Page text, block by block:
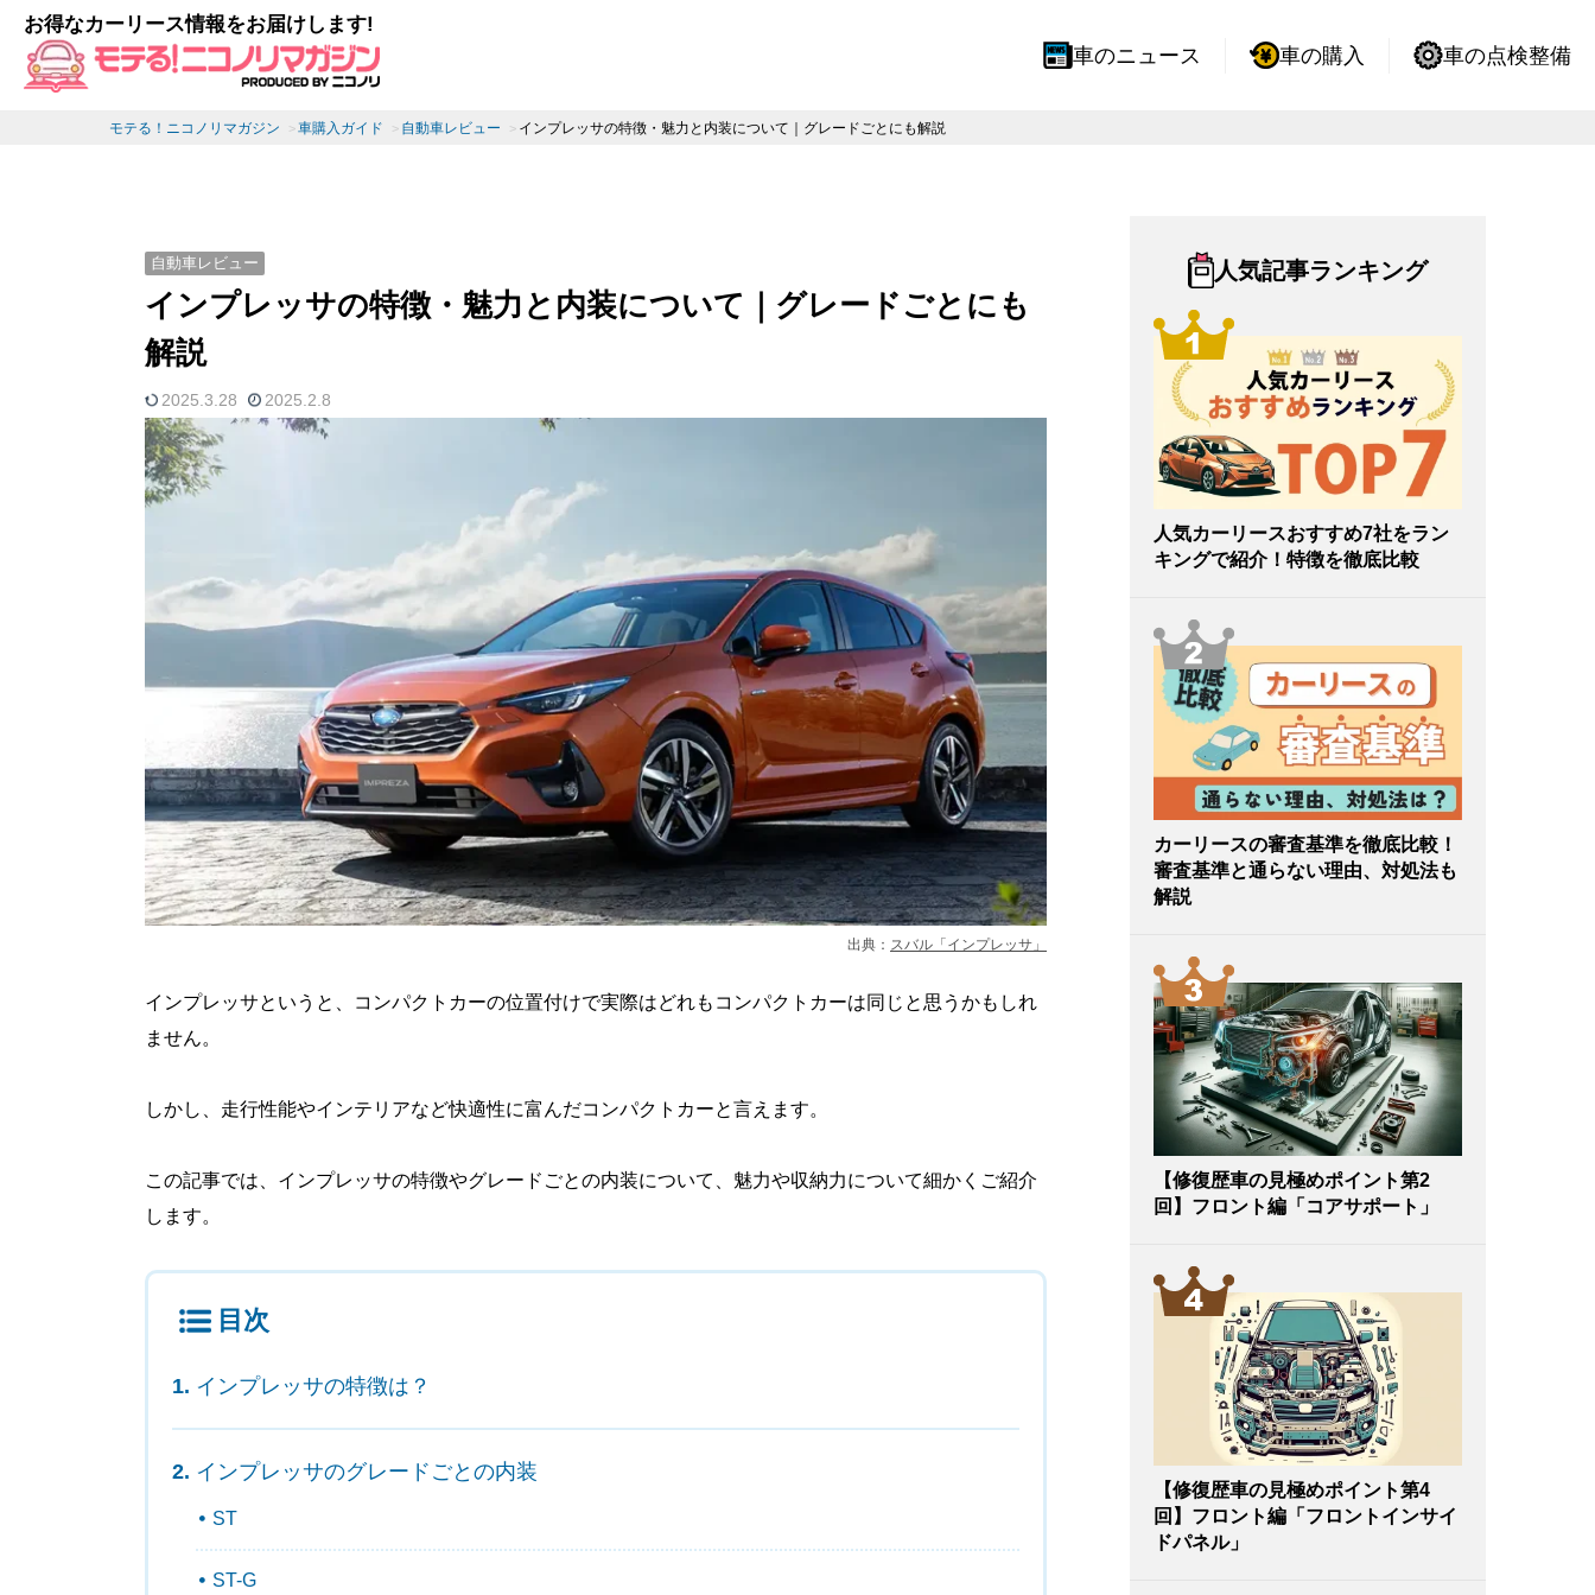
お得なカーリース情報をお届けします!
車のニュース 車の購入 車の点検整備
モテる！ニコノリマガジン 車購入ガイド 自動車レビュー インプレッサの特徴・魅力と内装について｜グレードごとにも解説
自動車レビュー
インプレッサの特徴・魅力と内装について｜グレードごとにも
解説
2025.3.28 2025.2.8
出典： スバル「インプレッサ」
インプレッサというと、コンパクトカーの位置付けで実際はどれもコンパクトカーは同じと思うかもしれ
ません。
しかし、走行性能やインテリアなど快適性に富んだコンパクトカーと言えます。
この記事では、インプレッサの特徴やグレードごとの内装について、魅力や収納力について細かくご紹介
します。
目次
インプレッサの特徴は？
インプレッサのグレードごとの内装
ST
ST-G
人気記事ランキング
人気カーリースおすすめ7社をラン
キングで紹介！特徴を徹底比較
カーリースの審査基準を徹底比較！
審査基準と通らない理由、対処法も
解説
【修復歴車の見極めポイント第2
回】フロント編「コアサポート」
【修復歴車の見極めポイント第4
回】フロント編「フロントインサイ
ドパネル」